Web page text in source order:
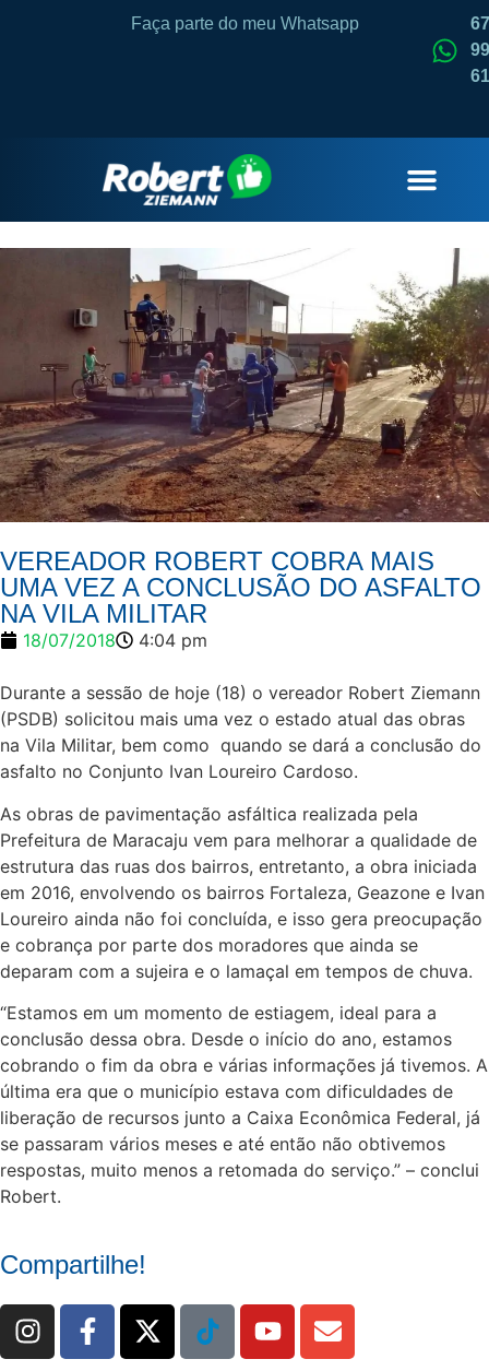
Faça parte do meu Whatsapp
VEREADOR ROBERT COBRA MAIS
UMA VEZ A CONCLUSÃO DO ASFALTO
NA VILA MILITAR
18/07/2018 4:04 pm
Durante a sessão de hoje (18) o vereador Robert Ziemann
(PSDB) solicitou mais uma vez o estado atual das obras
na Vila Militar, bem como quando se dará a conclusão do
asfalto no Conjunto Ivan Loureiro Cardoso.
As obras de pavimentação asfáltica realizada pela
Prefeitura de Maracaju vem para melhorar a qualidade de
estrutura das ruas dos bairros, entretanto, a obra iniciada
em 2016, envolvendo os bairros Fortaleza, Geazone e Ivan
Loureiro ainda não foi concluída, e isso gera preocupação
e cobrança por parte dos moradores que ainda se
deparam com a sujeira e o lamaçal em tempos de chuva.
“Estamos em um momento de estiagem, ideal para a
conclusão dessa obra. Desde o início do ano, estamos
cobrando o fim da obra e várias informações já tivemos. A
última era que o município estava com dificuldades de
liberação de recursos junto a Caixa Econômica Federal, já
se passaram vários meses e até então não obtivemos
respostas, muito menos a retomada do serviço.” – conclui
Robert.
Compartilhe!